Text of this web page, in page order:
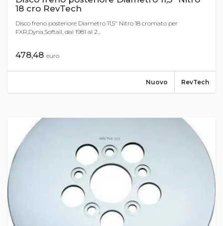
18 cro RevTech
Disco freno posteriore Diametro 11,5" Nitro 18 cromato per
FXR,Dyna,Softail, dal 1981 al 2...
478,48 euro
RevTech
Nuovo